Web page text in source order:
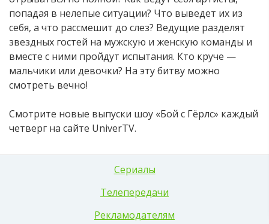
попадая в нелепые ситуации? Что выведет их из
себя, а что рассмешит до слез? Ведущие разделят
звездных гостей на мужскую и женскую команды и
вместе с ними пройдут испытания. Кто круче —
мальчики или девочки? На эту битву можно
смотреть вечно!
Смотрите новые выпуски шоу «Бой с Гёрлс» каждый
четверг на сайте UniverTV.
Сериалы
Телепередачи
Рекламодателям